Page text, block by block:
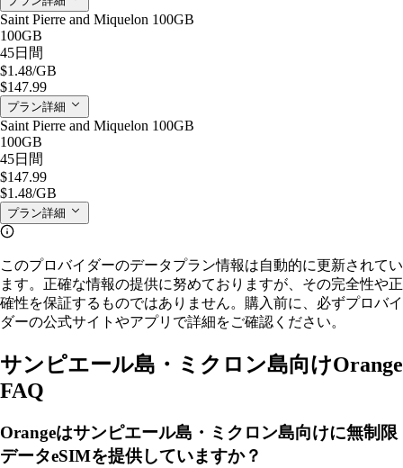
Saint Pierre and Miquelon 100GB
100GB
45日間
$1.48/GB
$147.99
プラン詳細
Saint Pierre and Miquelon 100GB
100GB
45日間
$147.99
$1.48/GB
プラン詳細
このプロバイダーのデータプラン情報は自動的に更新されてい
ます。正確な情報の提供に努めておりますが、その完全性や正
確性を保証するものではありません。購入前に、必ずプロバイ
ダーの公式サイトやアプリで詳細をご確認ください。
サンピエール島・ミクロン島向けOrange
FAQ
Orangeはサンピエール島・ミクロン島向けに無制限
データeSIMを提供していますか？